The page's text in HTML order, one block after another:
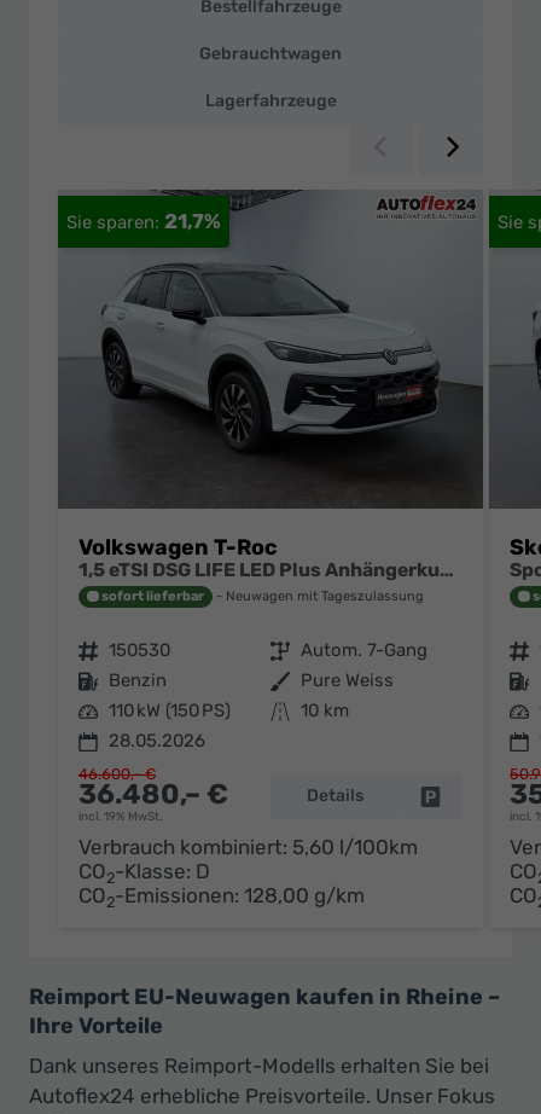
Bestellfahrzeuge
Gebrauchtwagen
Lagerfahrzeuge
Zurück
21,7%
Volkswagen T-Roc
1,5 eTSI DSG LIFE LED Plus Anhängerkupplung Navigation Digital Pro Sitzheizung beheiztes Lenkrad 17 Zoll Alu 5J Garantie
sofort lieferbar Neuwagen mit Tageszulassung
Fahrzeugnr. 150530 Getriebe Autom. 7-Gang
Kraftstoff Benzin Außenfarbe Pure Weiss
Leistung 110 kW (150 PS) Kilometerstand 10 km
28.05.2026
36.480,– €
incl. 19% MwSt.
46.600,– €
Details Fahrzeug
Verbrauch kombiniert: 5,60 l/100km
CO2-Klasse: D
CO2-Emissionen: 128,00 g/km
Fahrzeugnr.
Kraftstoff
Leistung
incl.
CO
CO
Reimport EU-Neuwagen kaufen in Rheine –
Ihre Vorteile
Dank unseres Reimport-Modells erhalten Sie bei
Autoflex24 erhebliche Preisvorteile. Unser Fokus